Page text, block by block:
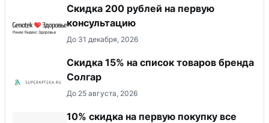
Скидка 200 рублей на первую
консультацию
До 31 декабря, 2026
Скидка 15% на список товаров бренда
Солгар
До 25 августа, 2026
10% скидка на первую покупку все